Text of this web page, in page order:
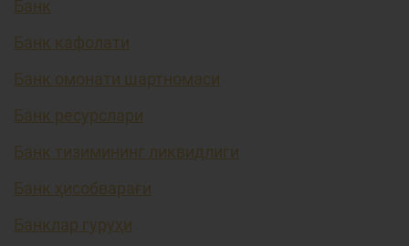
Банк
Банк кафолати
Банк омонати шартномаси
Банк ресурслари
Банк тизимининг ликвидлиги
Банк ҳисобварағи
Банклар гуруҳи